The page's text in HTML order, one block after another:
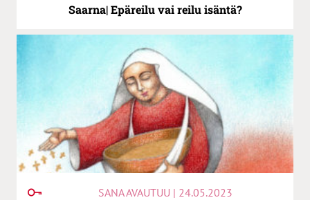
Saarna| Epäreilu vai reilu isäntä?
SANA AVAUTUU | 24.05.2023